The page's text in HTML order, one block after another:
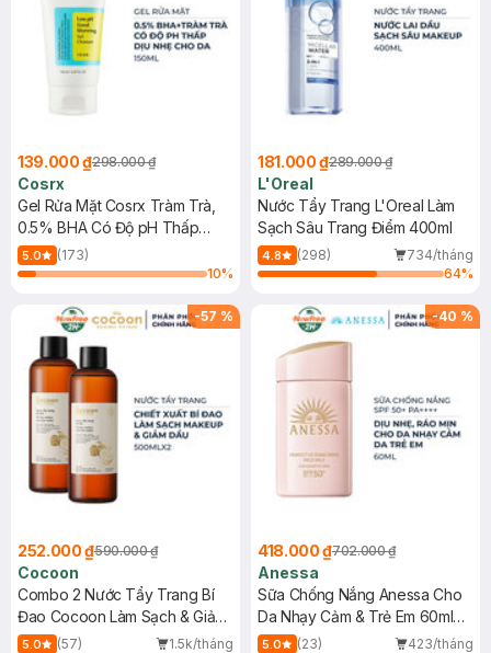
139.000 ₫298.000 ₫
Cosrx
Gel Rửa Mặt Cosrx Tràm Trà,
0.5% BHA Có Độ pH Thấp
150ml
5.0
(173)
10%
181.000 ₫289.000 ₫
L'Oreal
Nước Tẩy Trang L'Oreal Làm
Sạch Sâu Trang Điểm 400ml
4.8 (298)
734/tháng
64%
-57 %
252.000 ₫590.000 ₫
Cocoon
Combo 2 Nước Tẩy Trang Bí
Đao Cocoon Làm Sạch & Giảm
Dầu 500ml
5.0 (57)
1.5k/tháng
-40 %
418.000 ₫702.000 ₫
Anessa
Sữa Chống Nắng Anessa Cho
Da Nhạy Cảm & Trẻ Em 60ml
(Mới)
5.0 (23)
423/tháng